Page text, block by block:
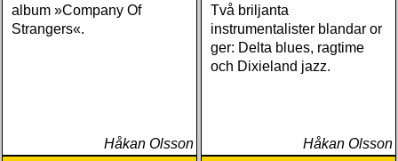
album »Company Of
Strangers«.
Håkan Olsson
Två briljanta
instrumentalister blandar or
ger: Delta blues, ragtime
och Dixieland jazz.
Håkan Olsson